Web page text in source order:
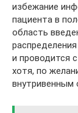
избежание
пациента в
область
и проводится
хотя, по
внутривенным